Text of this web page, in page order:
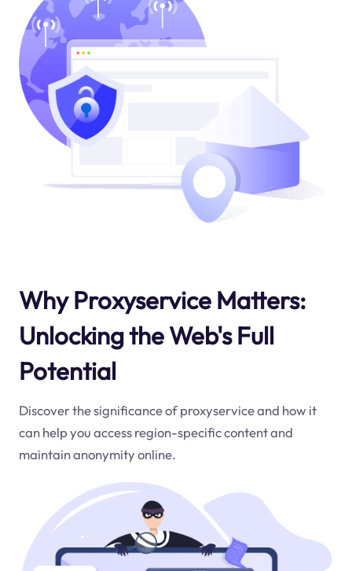
Why Proxyservice Matters:
Unlocking the Web's Full
Potential
Discover the significance of proxyservice and how it
can help you access region-specific content and
maintain anonymity online.